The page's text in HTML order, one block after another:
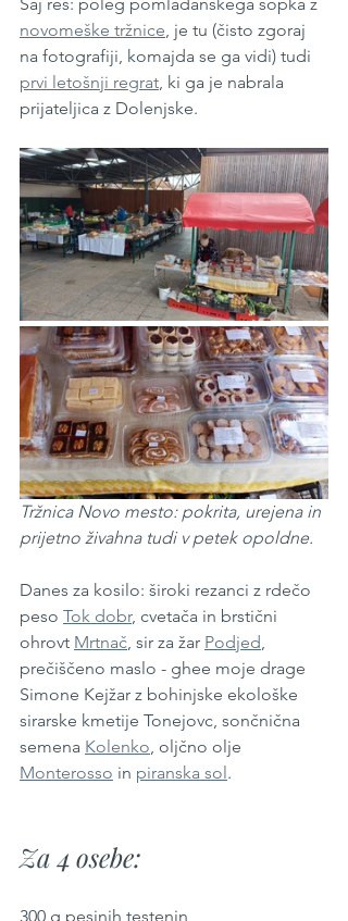
Saj res: poleg pomladanskega šopka z
novomeške tržnice, je tu (čisto zgoraj
na fotografiji, komajda se ga vidi) tudi
prvi letošnji regrat, ki ga je nabrala
prijateljica z Dolenjske.
Tržnica Novo mesto: pokrita, urejena in
prijetno živahna tudi v petek opoldne.
Danes za kosilo: široki rezanci z rdečo
peso Tok dobr, cvetača in brstični
ohrovt Mrtnač, sir za žar Podjed,
prečiščeno maslo - ghee moje drage
Simone Kejžar z bohinjske ekološke
sirarske kmetije Tonejovc, sončnična
semena Kolenko, oljčno olje
Monterosso in piranska sol .
Za 4 osebe:
300 g pesinih testenin